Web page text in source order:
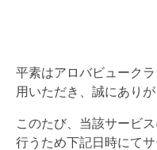
平素はアロバビューク
用いただき、誠にありが
このたび、当該サービ
行うため下記日時にて